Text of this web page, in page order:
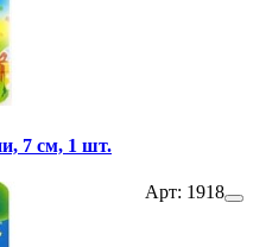
7 см, 1 шт.
Арт: 1918